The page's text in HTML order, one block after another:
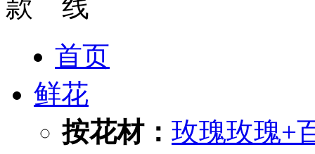
首页
鲜花
按花材： 玫瑰玫瑰+